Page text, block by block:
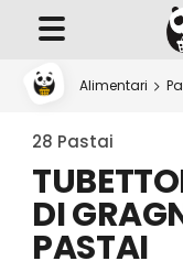
Alimentari
28 Pastai
DI
PASTAI